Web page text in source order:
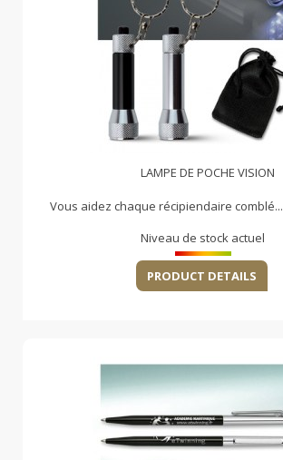
LAMPE DE POCHE VISION
Vous aidez chaque récipiendaire comblé...
Niveau de stock actuel
PRODUCT DETAILS